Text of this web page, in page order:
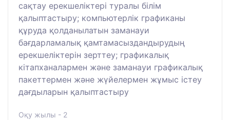
сақтау ерекшеліктері туралы білім
қалыптастыру; компьютерлік графиканы
құруда қолданылатын заманауи
бағдарламалық қамтамасыздандырудың
ерекшеліктерін зерттеу; графикалық
кітапханалармен және заманауи графикалық
пакеттермен және жүйелермен жұмыс істеу
дағдыларын қалыптастыру
Оқу жылы - 2